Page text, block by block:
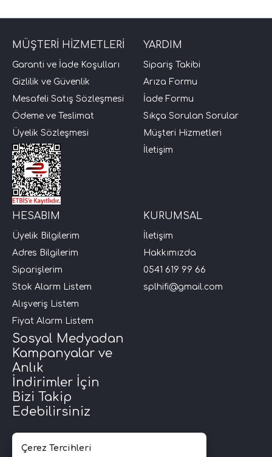
MÜŞTERİ HİZMETLERİ
Garanti ve İade Koşulları
Gizlilik ve Güvenlik
Mesafeli Satış Sözleşmesi
Ödeme ve Teslimat
Üyelik Sözleşmesi
YARDIM
Sipariş Takibi
Arıza Formu
İade Formu
Sıkça Sorulan Sorular
Müşteri Hizmetleri
İletişim
HESABIM
Üyelik Bilgilerim
Adres Bilgilerim
Siparişlerim
Stok Alarm Listem
Alışveriş Listem
Fiyat Alarm Listem
KURUMSAL
İletişim
Hakkımızda
0541 619 99 66
splhifi@gmail.com
Sosyal Medyadan
Kampanyalar ve
Anlık
İndirimler İçin
Bizi Takip
Edebilirsiniz
Çerez Tercihleri